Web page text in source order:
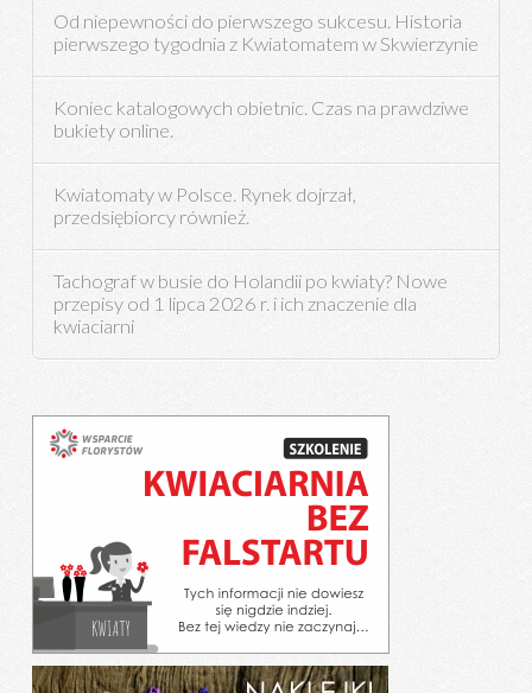
Od niepewności do pierwszego sukcesu. Historia
pierwszego tygodnia z Kwiatomatem w Skwierzynie
Koniec katalogowych obietnic. Czas na prawdziwe
bukiety online.
Kwiatomaty w Polsce. Rynek dojrzał,
przedsiębiorcy również.
Tachograf w busie do Holandii po kwiaty? Nowe
przepisy od 1 lipca 2026 r. i ich znaczenie dla
kwiaciarni